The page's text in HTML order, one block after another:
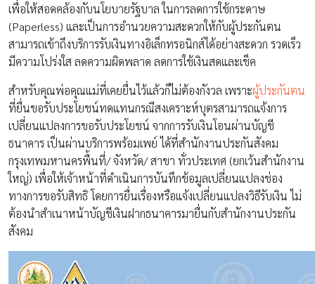
เพื่อให้สอดคล้องกับนโยบายรัฐบาล ในการลดการใช้กระดาษ
(Paperless) และเป็นการอำนวยความสะดวกให้กับผู้ประกันตน
สามารถเข้าถึงบริการรับเงินทางอิเล็กทรอนิกส์ได้อย่างสะดวก รวดเร็ว
มีความโปร่งใส ลดความผิดพลาด ลดการใช้เงินสดและเช็ค
สำหรับคุณพ่อคุณแม่ที่เคยยื่นไว้แล้วก็ไม่ต้องกังวล เพราะผู้ประกันตน
ที่ยื่นขอรับประโยชน์ทดแทนกรณีสงเคราะห์บุตรสามารถแจ้งการ
เปลี่ยนแปลงการขอรับประโยชน์ จากการรับเงินโอนผ่านบัญชี
ธนาคาร เป็นผ่านบริการพร้อมเพย์ ได้ที่สำนักงานประกันสังคม
กรุงเทพมหานครพื้นที่/ จังหวัด/ สาขา ทั่วประเทศ (ยกเว้นสำนักงาน
ใหญ่) เพื่อให้เจ้าหน้าที่ดำเนินการบันทึกข้อมูลเปลี่ยนแปลงช่อง
ทางการขอรับสิทธิ โดยการยื่นเรื่องหรือแจ้งเปลี่ยนแปลงวิธีรับเงิน ไม่
ต้องนำสำเนาหน้าบัญชีเงินฝากธนาคารมายื่นกับสำนักงานประกัน
สังคม